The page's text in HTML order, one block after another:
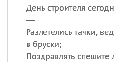
День строителя
—
Разлетелись тачки,
в бруски;
Поздравлять